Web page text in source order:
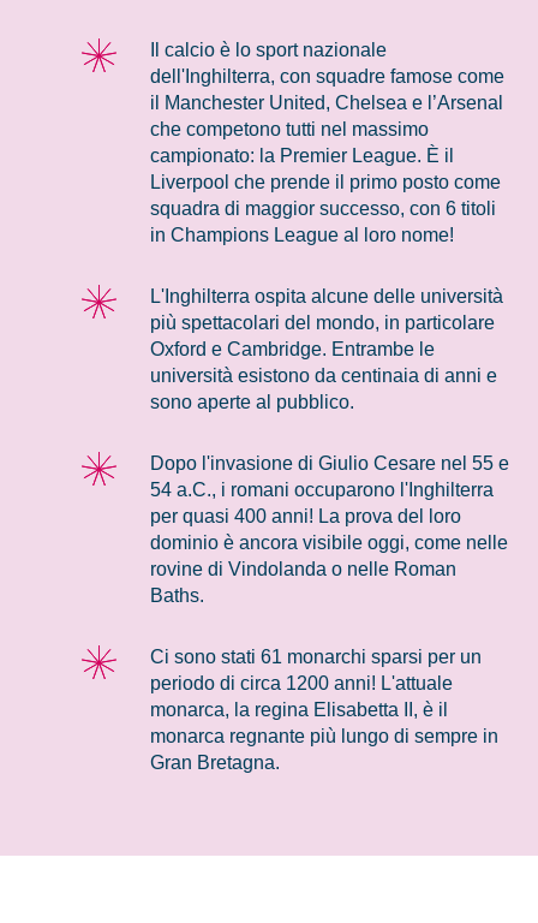
Il calcio è lo sport nazionale
dell'Inghilterra, con squadre famose come
il Manchester United, Chelsea e l’Arsenal
che competono tutti nel massimo
campionato: la Premier League. È il
Liverpool che prende il primo posto come
squadra di maggior successo, con 6 titoli
in Champions League al loro nome!
L'Inghilterra ospita alcune delle università
più spettacolari del mondo, in particolare
Oxford e Cambridge. Entrambe le
università esistono da centinaia di anni e
sono aperte al pubblico.
Dopo l'invasione di Giulio Cesare nel 55 e
54 a.C., i romani occuparono l'Inghilterra
per quasi 400 anni! La prova del loro
dominio è ancora visibile oggi, come nelle
rovine di Vindolanda o nelle Roman
Baths.
Ci sono stati 61 monarchi sparsi per un
periodo di circa 1200 anni! L'attuale
monarca, la regina Elisabetta II, è il
monarca regnante più lungo di sempre in
Gran Bretagna.